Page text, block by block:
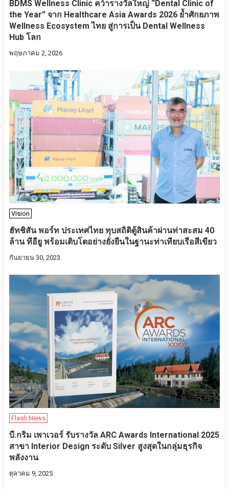
BDMS Wellness Clinic คว้ารางวัลใหญ่ “Dental Clinic of
the Year” จาก Healthcare Asia Awards 2026 ย้ำศักยภาพ
Wellness Ecosystem ไทย สู่การเป็น Dental Wellness
Hub โลก
พฤษภาคม 2, 2026
Vision
ฮัทชิสัน พอร์ท ประเทศไทย ทุบสถิติตู้สินค้าผ่านท่าสะสม 40
ล้าน ทีอียู พร้อมเติบโตอย่างยั่งยืนในฐานะท่าเทียบเรือสีเขียว
กันยายน 30, 2023
Flash News
บี.กริม เพาเวอร์ รับรางวัล ARC Awards International 2025
สาขา Interior Design ระดับ Silver สูงสุดในกลุ่มธุรกิจ
พลังงาน
ตุลาคม 9, 2025